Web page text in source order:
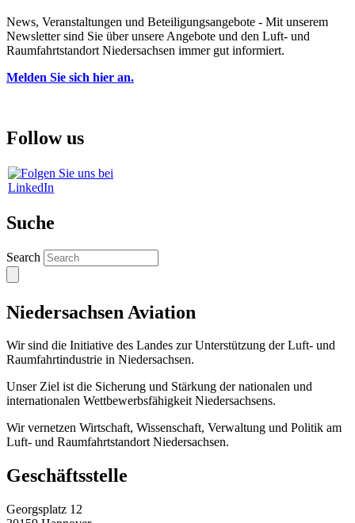
News, Veranstaltungen und Beteiligungsangebote - Mit unserem
Newsletter sind Sie über unsere Angebote und den Luft- und
Raumfahrtstandort Niedersachsen immer gut informiert.
Melden Sie sich hier an.
Follow us
Suche
Search
Niedersachsen Aviation
Wir sind die Initiative des Landes zur Unterstützung der Luft- und
Raumfahrtindustrie in Niedersachsen.
Unser Ziel ist die Sicherung und Stärkung der nationalen und
internationalen Wettbewerbsfähigkeit Niedersachsens.
Wir vernetzen Wirtschaft, Wissenschaft, Verwaltung und Politik am
Luft- und Raumfahrtstandort Niedersachsen.
Geschäftsstelle
Georgsplatz 12